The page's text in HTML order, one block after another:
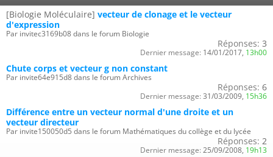
[Biologie Moléculaire] vecteur de clonage et le vecteur
d'expression
Par invitec3169b08 dans le forum Biologie
Réponses: 3
Dernier message: 14/01/2017, 13h00
Chute corps et vecteur g non constant
Par invite64e915d8 dans le forum Archives
Réponses: 6
Dernier message: 31/03/2009, 15h36
Différence entre un vecteur normal d'une droite et un
vecteur directeur
Par invite150050d5 dans le forum Mathématiques du collège et du lycée
Réponses: 2
Dernier message: 25/09/2008, 19h13